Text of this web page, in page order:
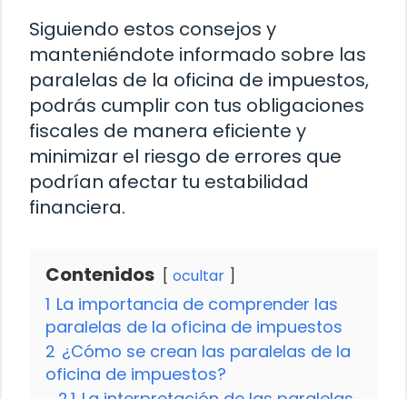
Siguiendo estos consejos y
manteniéndote informado sobre las
paralelas de la oficina de impuestos,
podrás cumplir con tus obligaciones
fiscales de manera eficiente y
minimizar el riesgo de errores que
podrían afectar tu estabilidad
financiera.
Contenidos ocultar
1 La importancia de comprender las
paralelas de la oficina de impuestos
2 ¿Cómo se crean las paralelas de la
oficina de impuestos?